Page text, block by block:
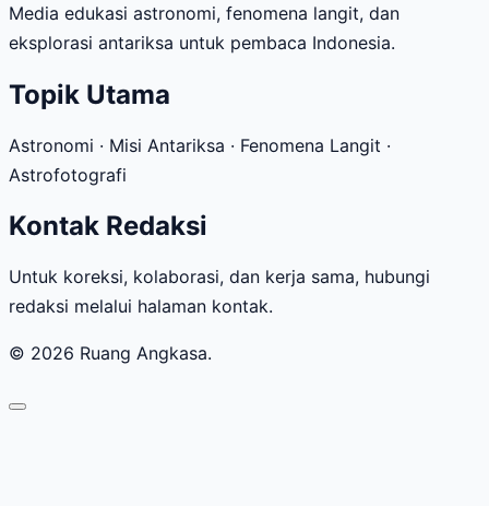
Media edukasi astronomi, fenomena langit, dan
eksplorasi antariksa untuk pembaca Indonesia.
Topik Utama
Astronomi · Misi Antariksa · Fenomena Langit ·
Astrofotografi
Kontak Redaksi
Untuk koreksi, kolaborasi, dan kerja sama, hubungi
redaksi melalui halaman kontak.
© 2026 Ruang Angkasa.